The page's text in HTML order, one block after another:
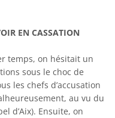
EN CASSATION
temps, on hésitait un
sous le choc de
les chefs d’accusation
au vu du
d’Aix). Ensuite, on